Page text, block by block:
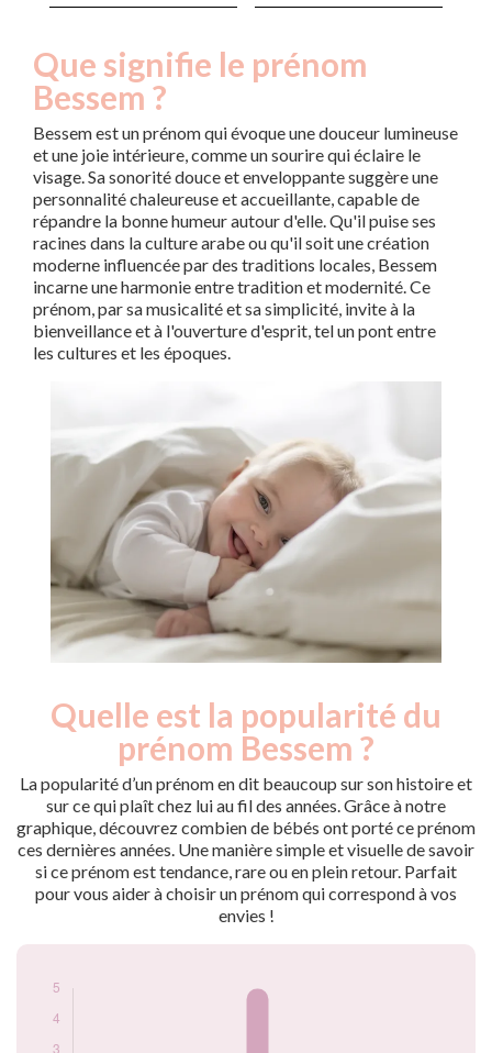
Que signifie le prénom
Bessem ?
Bessem est un prénom qui évoque une douceur lumineuse
et une joie intérieure, comme un sourire qui éclaire le
visage. Sa sonorité douce et enveloppante suggère une
personnalité chaleureuse et accueillante, capable de
répandre la bonne humeur autour d'elle. Qu'il puise ses
racines dans la culture arabe ou qu'il soit une création
moderne influencée par des traditions locales, Bessem
incarne une harmonie entre tradition et modernité. Ce
prénom, par sa musicalité et sa simplicité, invite à la
bienveillance et à l'ouverture d'esprit, tel un pont entre
les cultures et les époques.
Quelle est la popularité du
prénom Bessem ?
La popularité d’un prénom en dit beaucoup sur son histoire et
sur ce qui plaît chez lui au fil des années. Grâce à notre
graphique, découvrez combien de bébés ont porté ce prénom
ces dernières années. Une manière simple et visuelle de savoir
si ce prénom est tendance, rare ou en plein retour. Parfait
pour vous aider à choisir un prénom qui correspond à vos
envies !
Popularité du
prénom Bessem
par année
Année
Nouveaux-
nés